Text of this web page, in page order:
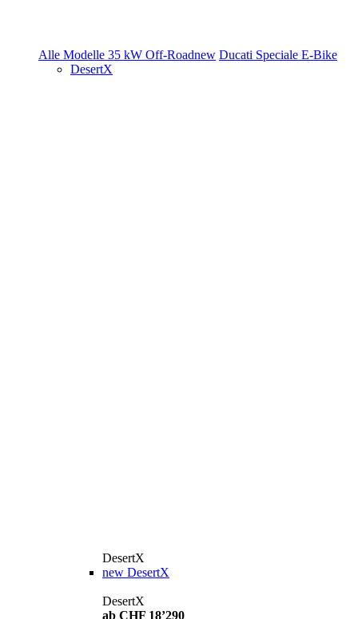
Alle Modelle 35 kW Off-Roadnew Ducati Speciale E-Bike
DesertX
DesertX
new DesertX
DesertX
ab CHF 18’290